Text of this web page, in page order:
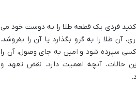
کنید فردی یک قطعه طلا را به دوست خود می
آن طلا را به گرو بگذارد یا آن را بفروشد،
سپرده شود و امین به جای وصول، آن را
حالات، آنچه اهمیت دارد، نقض تعهد و